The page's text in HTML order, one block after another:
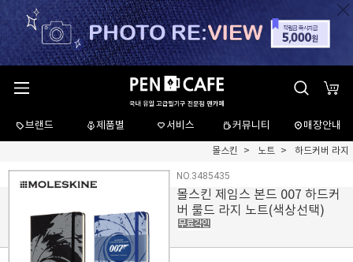
브랜드 제품별 서비스 커뮤니티 매장안내
몰스킨 노트 하드커버 라지
NO.3485435
몰스킨 제임스 본드 007 하드커
버 룰드 라지 노트(색상선택)